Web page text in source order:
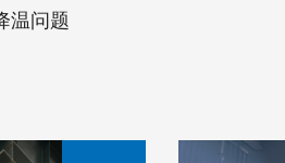
温问题